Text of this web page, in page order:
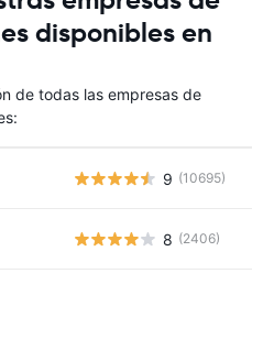
disponibles en
de todas las empresas de
9 (10695)
8 (2406)